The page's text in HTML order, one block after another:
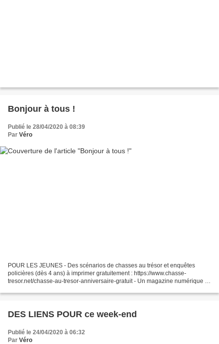
Bonjour à tous !
Publié le 28/04/2020 à 08:39
Par Véro
POUR LES JEUNES - Des scénarios de chasses au trésor et enquêtes
policières (dès 4 ans) à imprimer gratuitement : https://www.chasse-
tresor.net/chasse-au-tresor-anniversaire-gratuit - Un magazine numérique et
DES LIENS POUR ce week-end
Publié le 24/04/2020 à 06:32
Par Véro